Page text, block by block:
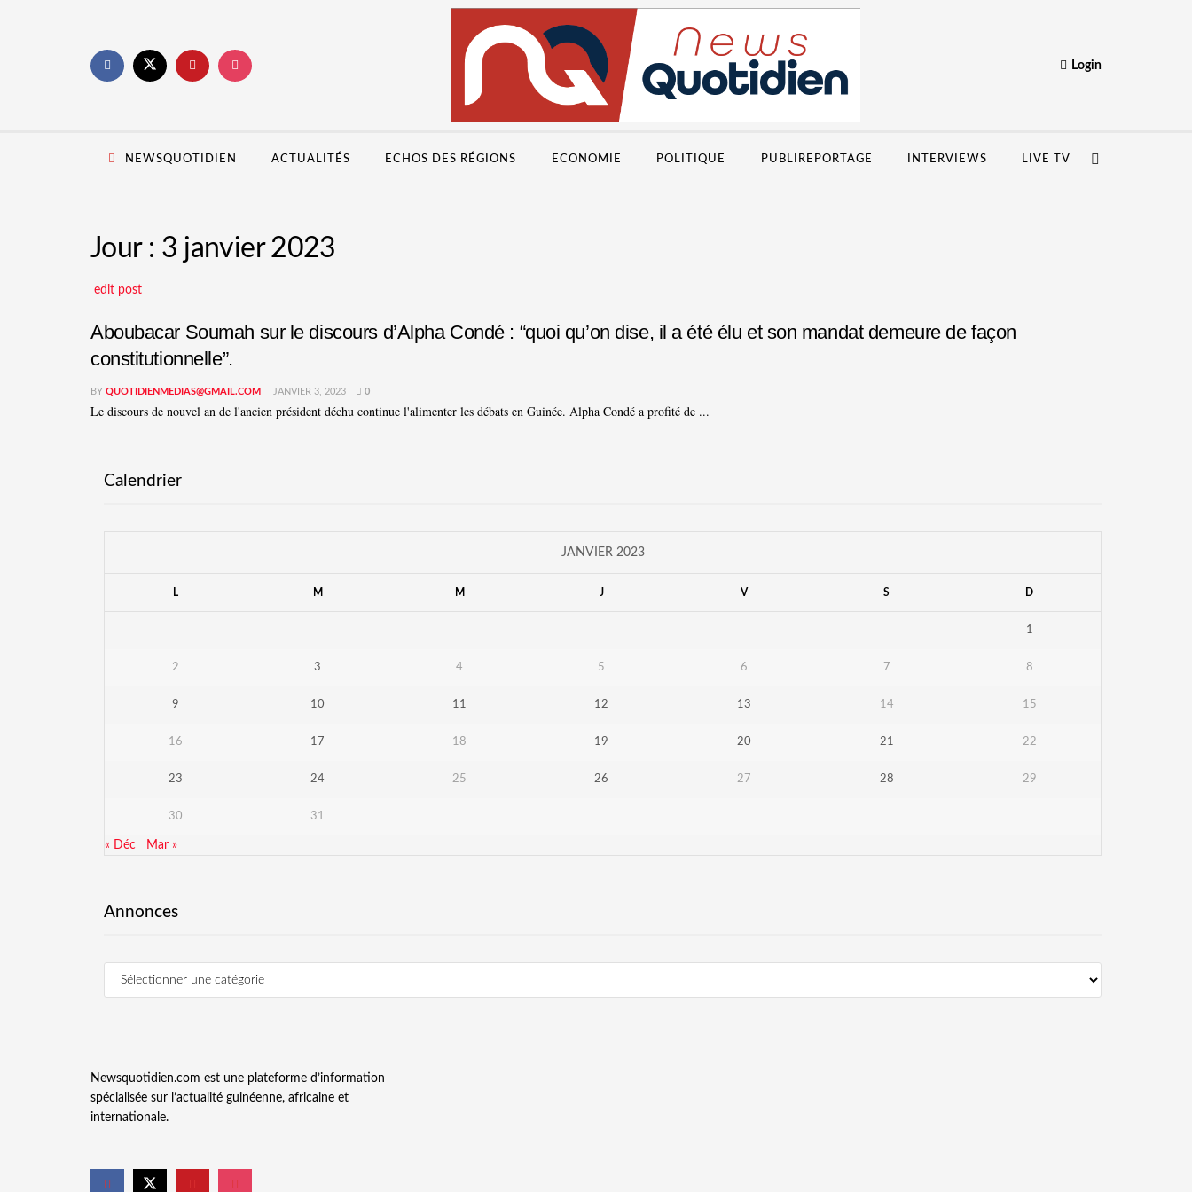
Login
NEWSQUOTIDIEN ACTUALITÉS ECHOS DES RÉGIONS ECONOMIE POLITIQUE PUBLIREPORTAGE INTERVIEWS LIVE TV
Jour : 3 janvier 2023
edit post
Aboubacar Soumah sur le discours d’Alpha Condé : “quoi qu’on dise, il a été élu et son mandat demeure de façon
constitutionnelle”.
BY QUOTIDIENMEDIAS@GMAIL.COM JANVIER 3, 2023 0
Le discours de nouvel an de l'ancien président déchu continue l'alimenter les débats en Guinée. Alpha Condé a profité de ...
Calendrier
JANVIER 2023
L M M J V S D
1
2 3 4 5 6 7 8
9 10 11 12 13 14 15
16 17 18 19 20 21 22
23 24 25 26 27 28 29
30 31
« Déc Mar »
Annonces
Newsquotidien.com est une plateforme d’information
spécialisée sur l’actualité guinéenne, africaine et
internationale.